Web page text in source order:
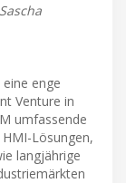
enge
Venture in
umfassende
Lösungen,
langjährige